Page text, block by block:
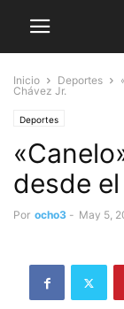
Inicio Deportes
Chávez Jr.
Deportes
desde
Por ocho3 - May 5,